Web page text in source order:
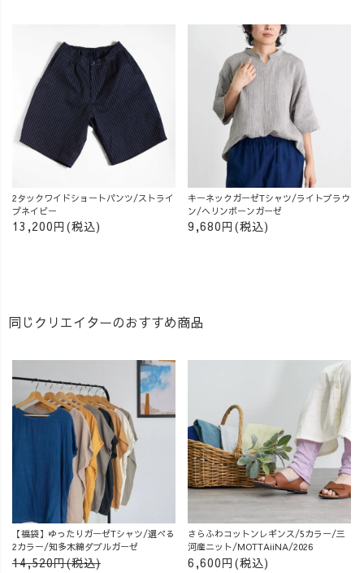
2タックワイドショートパンツ/ストライ
プネイビー
13,200円(税込)
キーネックガーゼTシャツ/ライトブラウ
ン/ヘリンボーンガーゼ
9,680円(税込)
同じクリエイターのおすすめ商品
【福袋】ゆったりガーゼTシャツ/選べる
2カラー/知多木綿ダブルガーゼ
14,520円(税込)
さらふわコットンレギンス/5カラー/三
河産ニット/MOTTAiiNA/2026
6,600円(税込)